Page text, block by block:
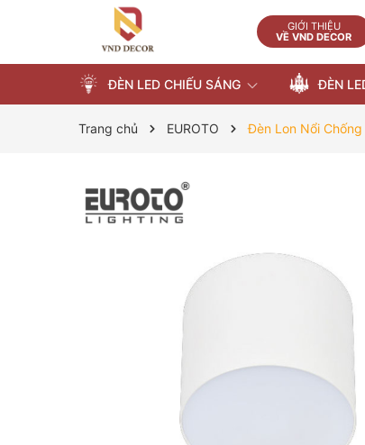
GIỚI THIỆU
VỀ VND DECOR
ĐÈN LED CHIẾU SÁNG ĐÈN
Trang chủ EUROTO Đèn Lon Nổi Chống